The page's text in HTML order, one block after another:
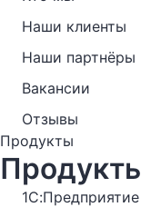
Наши клиенты
Наши партнёры
Вакансии
Отзывы
Продукты
1С:Предприятие